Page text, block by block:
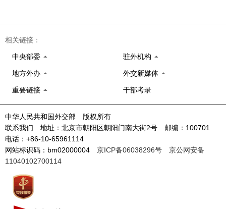
相关链接：
中央部委 驻外机构
地方外办 外交新媒体
重要链接 干部考录
中华人民共和国外交部 版权所有
联系我们 地址：北京市朝阳区朝阳门南大街2号 邮编：100701
电话：+86-10-65961114
网站标识码：bm02000004 京ICP备06038296号
京公网安备
11040102700114